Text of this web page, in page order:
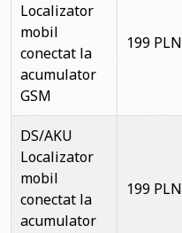
Localizator
mobil
conectat la
acumulator
GSM
199 PLN
DS/AKU
Localizator
mobil
conectat la
acumulator
199 PLN